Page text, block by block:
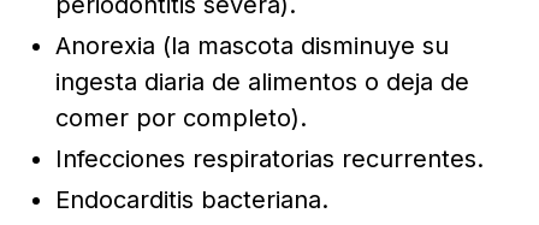
Anorexia (la mascota disminuye su
ingesta diaria de alimentos o deja de
comer por completo).
Infecciones respiratorias recurrentes.
Endocarditis bacteriana.